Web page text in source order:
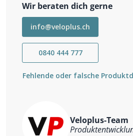
Wir beraten dich gerne
info@veloplus.ch
0840 444 777
Fehlende oder falsche
Veloplus-Team